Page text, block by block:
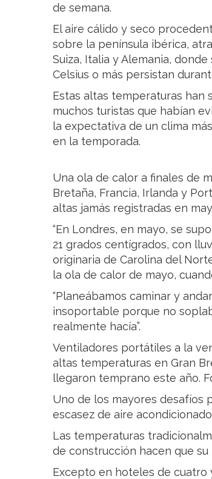
de semana.
El aire cálido y seco
sobre la península ibérica,
Suiza, Italia y Alemania,
Celsius o más persistan
Estas altas temperaturas han
muchos turistas que habían
la expectativa de un clima
en la temporada.
Una ola de calor a finales de
Bretaña, Francia, Irlanda y
altas jamás registradas en
“En Londres, en mayo, se
21 grados centígrados, con
originaria de Carolina del
la ola de calor de mayo,
“Planeábamos caminar y
insoportable porque no
realmente hacía”.
Ventiladores portátiles a la
altas temperaturas en Gran
llegaron temprano este año.
Uno de los mayores desafíos
escasez de aire
Las temperaturas
de construcción hacen que
Excepto en hoteles de cuatro